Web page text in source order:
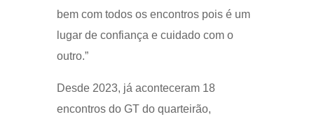
bem com todos os encontros pois é um
lugar de confiança e cuidado com o
outro.”
Desde 2023, já aconteceram 18
encontros do GT do quarteirão,